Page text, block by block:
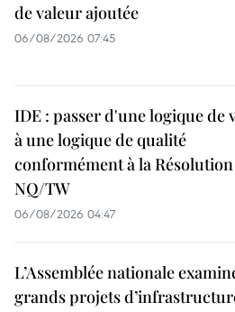
de valeur ajoutée
06/08/2026 07:45
IDE : passer d'une logique de
à une logique de qualité
conformément à la
NQ/TW
06/08/2026 04:47
L’Assemblée nationale
grands projets